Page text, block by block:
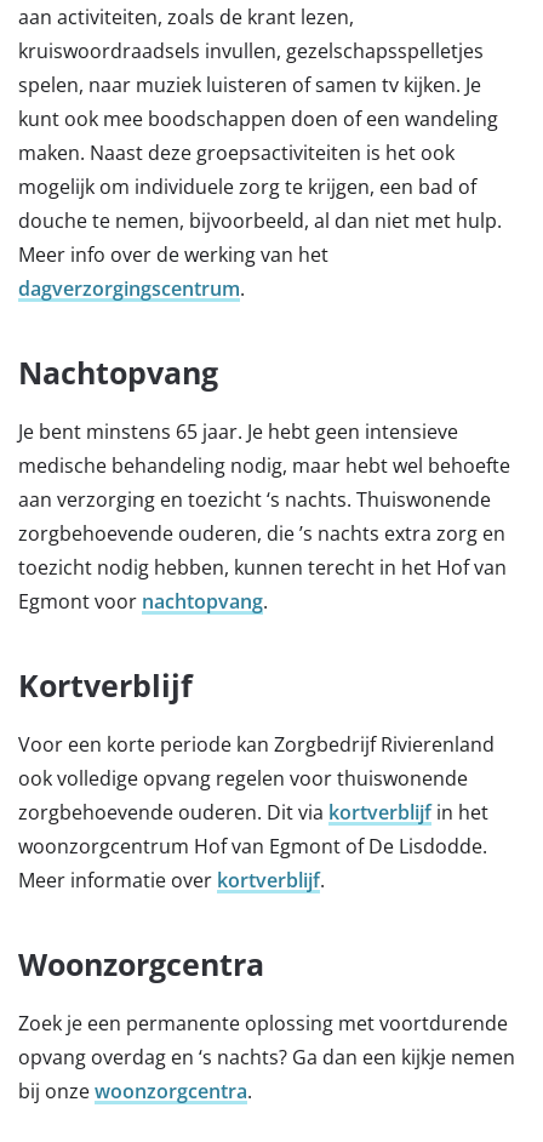
aan activiteiten, zoals de krant lezen,
kruiswoordraadsels invullen, gezelschapsspelletjes
spelen, naar muziek luisteren of samen tv kijken. Je
kunt ook mee boodschappen doen of een wandeling
maken. Naast deze groepsactiviteiten is het ook
mogelijk om individuele zorg te krijgen, een bad of
douche te nemen, bijvoorbeeld, al dan niet met hulp.
Meer info over de werking van het
dagverzorgingscentrum.
Nachtopvang
Je bent minstens 65 jaar. Je hebt geen intensieve
medische behandeling nodig, maar hebt wel behoefte
aan verzorging en toezicht ‘s nachts. Thuiswonende
zorgbehoevende ouderen, die ’s nachts extra zorg en
toezicht nodig hebben, kunnen terecht in het Hof van
Egmont voor nachtopvang.
Kortverblijf
Voor een korte periode kan Zorgbedrijf Rivierenland
ook volledige opvang regelen voor thuiswonende
zorgbehoevende ouderen. Dit via kortverblijf in het
woonzorgcentrum Hof van Egmont of De Lisdodde.
Meer informatie over kortverblijf.
Woonzorgcentra
Zoek je een permanente oplossing met voortdurende
opvang overdag en ‘s nachts? Ga dan een kijkje nemen
bij onzewoonzorgcentra.